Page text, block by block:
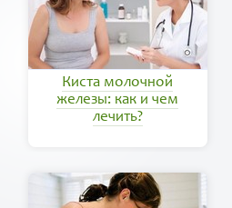
Киста молочной
железы: как и чем
лечить?